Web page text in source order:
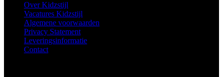
Over Kidzstijl
Vacatures Kidzstijl
Algemene voorwaarden
Privacy Statement
Leveringsinformatie
Contact